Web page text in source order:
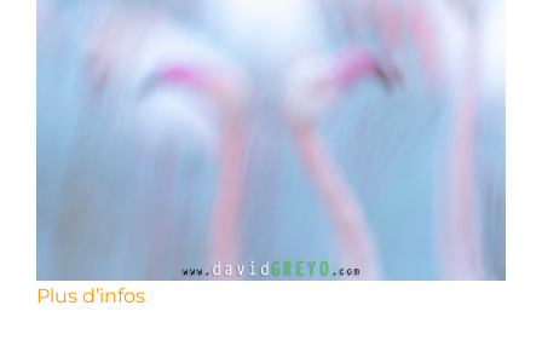
Plus d’infos